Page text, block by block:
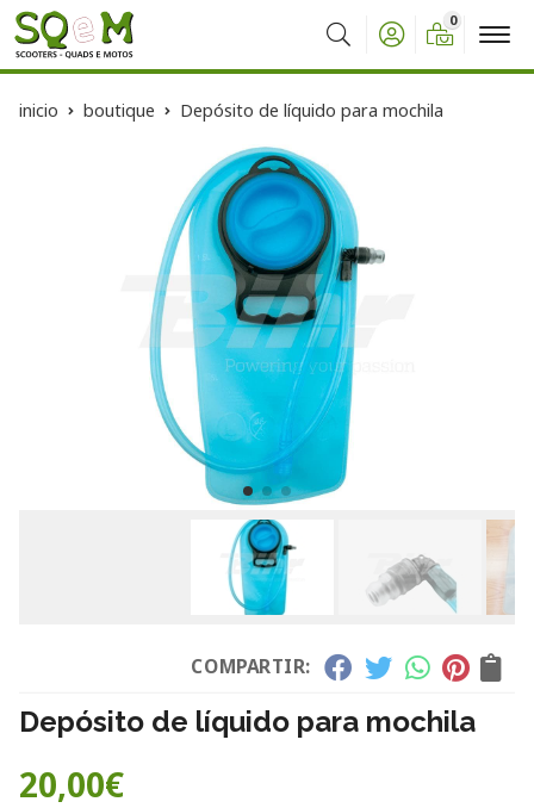
Buscar
0
inicio boutique Depósito de líquido para mochila
COMPARTIR:
Depósito de líquido para mochila
20,00€